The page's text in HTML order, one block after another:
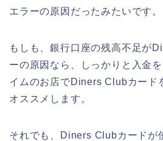
エラーの原因だったみたいです。
もしも、銀行口座の残高不足が
ーの原因なら、しっかりと入金
イムのお店でDiners Clubカード
オススメします。
それでも、Diners Clubカードが